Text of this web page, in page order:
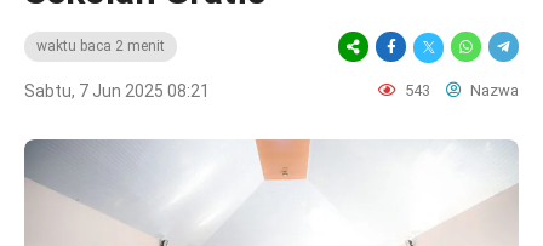
waktu baca 2 menit
Sabtu, 7 Jun 2025 08:21 543 Nazwa